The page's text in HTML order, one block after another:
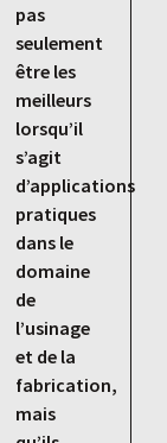
pas
seulement
être les
meilleurs
lorsqu’il
s’agit
d’applications
pratiques
dans le
domaine
de
l’usinage
et de la
fabrication,
mais